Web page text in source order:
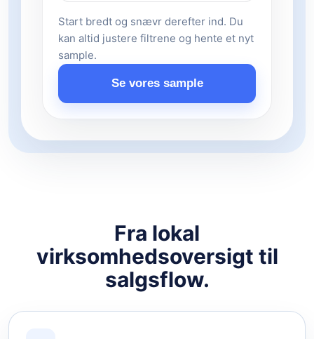
Start bredt og snævr derefter ind. Du
kan altid justere filtrene og hente et nyt
sample.
Se vores sample
Fra lokal
virksomhedsoversigt til
salgsflow.